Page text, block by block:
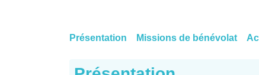
Présentation Missions de bénévolat